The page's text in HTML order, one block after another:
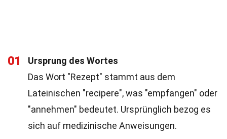
01
Ursprung des Wortes
Das Wort "Rezept" stammt aus dem
Lateinischen "recipere", was "empfangen" oder
"annehmen" bedeutet. Ursprünglich bezog es
sich auf medizinische Anweisungen.